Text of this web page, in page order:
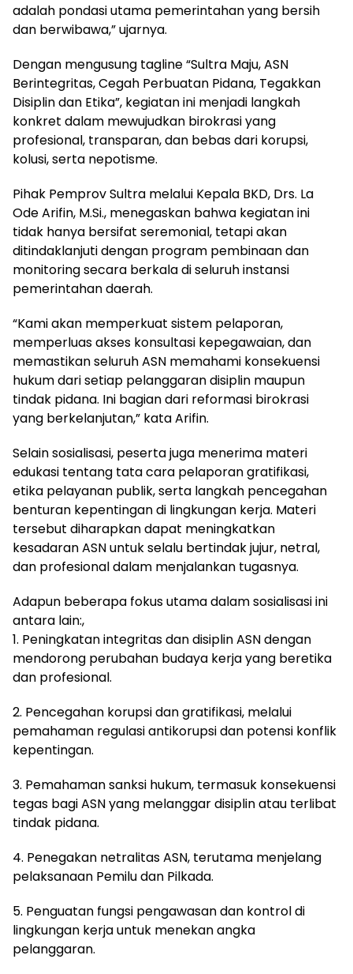
adalah pondasi utama pemerintahan yang bersih
dan berwibawa,” ujarnya.
Dengan mengusung tagline “Sultra Maju, ASN
Berintegritas, Cegah Perbuatan Pidana, Tegakkan
Disiplin dan Etika”, kegiatan ini menjadi langkah
konkret dalam mewujudkan birokrasi yang
profesional, transparan, dan bebas dari korupsi,
kolusi, serta nepotisme.
Pihak Pemprov Sultra melalui Kepala BKD, Drs. La
Ode Arifin, M.Si., menegaskan bahwa kegiatan ini
tidak hanya bersifat seremonial, tetapi akan
ditindaklanjuti dengan program pembinaan dan
monitoring secara berkala di seluruh instansi
pemerintahan daerah.
“Kami akan memperkuat sistem pelaporan,
memperluas akses konsultasi kepegawaian, dan
memastikan seluruh ASN memahami konsekuensi
hukum dari setiap pelanggaran disiplin maupun
tindak pidana. Ini bagian dari reformasi birokrasi
yang berkelanjutan,” kata Arifin.
Selain sosialisasi, peserta juga menerima materi
edukasi tentang tata cara pelaporan gratifikasi,
etika pelayanan publik, serta langkah pencegahan
benturan kepentingan di lingkungan kerja. Materi
tersebut diharapkan dapat meningkatkan
kesadaran ASN untuk selalu bertindak jujur, netral,
dan profesional dalam menjalankan tugasnya.
Adapun beberapa fokus utama dalam sosialisasi ini
antara lain:,
1. Peningkatan integritas dan disiplin ASN dengan
mendorong perubahan budaya kerja yang beretika
dan profesional.
2. Pencegahan korupsi dan gratifikasi, melalui
pemahaman regulasi antikorupsi dan potensi konflik
kepentingan.
3. Pemahaman sanksi hukum, termasuk konsekuensi
tegas bagi ASN yang melanggar disiplin atau terlibat
tindak pidana.
4. Penegakan netralitas ASN, terutama menjelang
pelaksanaan Pemilu dan Pilkada.
5. Penguatan fungsi pengawasan dan kontrol di
lingkungan kerja untuk menekan angka
pelanggaran.